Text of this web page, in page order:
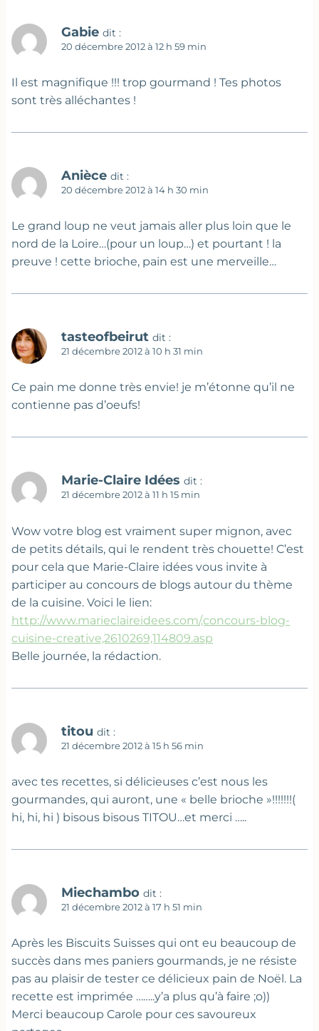
Gabie dit :
20 décembre 2012 à 12 h 59 min
Il est magnifique !!! trop gourmand ! Tes photos
sont très alléchantes !
Anièce dit :
20 décembre 2012 à 14 h 30 min
Le grand loup ne veut jamais aller plus loin que le
nord de la Loire…(pour un loup…) et pourtant ! la
preuve ! cette brioche, pain est une merveille…
tasteofbeirut dit :
21 décembre 2012 à 10 h 31 min
Ce pain me donne très envie! je m’étonne qu’il ne
contienne pas d’oeufs!
Marie-Claire Idées dit :
21 décembre 2012 à 11 h 15 min
Wow votre blog est vraiment super mignon, avec
de petits détails, qui le rendent très chouette! C’est
pour cela que Marie-Claire idées vous invite à
participer au concours de blogs autour du thème
de la cuisine. Voici le lien:
http://www.marieclaireidees.com/,concours-blog-
cuisine-creative,2610269,114809.asp
Belle journée, la rédaction.
titou dit :
21 décembre 2012 à 15 h 56 min
avec tes recettes, si délicieuses c’est nous les
gourmandes, qui auront, une « belle brioche »!!!!!!!(
hi, hi, hi ) bisous bisous TITOU…et merci …..
Miechambo dit :
21 décembre 2012 à 17 h 51 min
Après les Biscuits Suisses qui ont eu beaucoup de
succès dans mes paniers gourmands, je ne résiste
pas au plaisir de tester ce délicieux pain de Noël. La
recette est imprimée ……..y’a plus qu’à faire ;o))
Merci beaucoup Carole pour ces savoureux